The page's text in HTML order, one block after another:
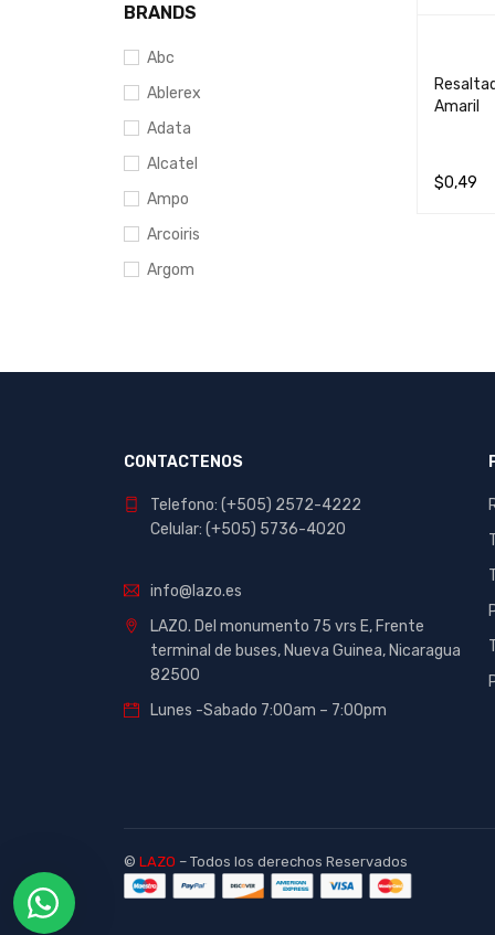
BRANDS
Abc
Ablerex
Adata
Alcatel
Ampo
Arcoiris
Argom
Azor
Canon
chambrill
Chamex
Discovery
Elmers
AVERAGE RATING
con 5 de
con4
de 5
Valorado
con3
Amaril
$0,49
CONTACTENOS
Telefono: (+505) 2572-4222
Celular: (+505) 5736-4020
info@lazo.es
LAZO. Del monumento 75 vrs E, Frente
terminal de buses, Nueva Guinea, Nicaragua
82500
Lunes -Sabado 7:00am – 7:00pm
© LAZO – Todos los derechos Reservados